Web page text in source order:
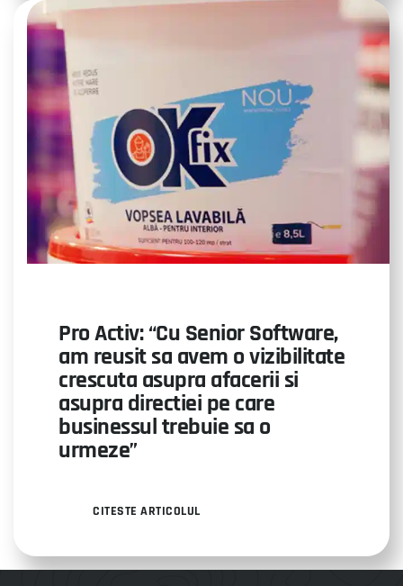
Pro Activ: “Cu Senior Software,
am reusit sa avem o vizibilitate
crescuta asupra afacerii si
asupra directiei pe care
businessul trebuie sa o
urmeze”
CITESTE ARTICOLUL